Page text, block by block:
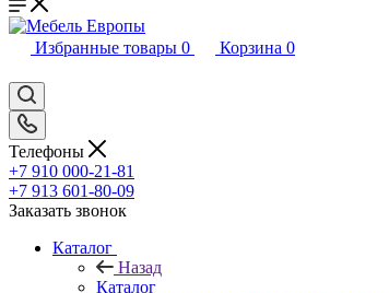
Избранные товары 0 Корзина 0
Телефоны
+7 910 000-21-81
+7 913 601-80-09
Заказать звонок
Каталог
Назад
Каталог